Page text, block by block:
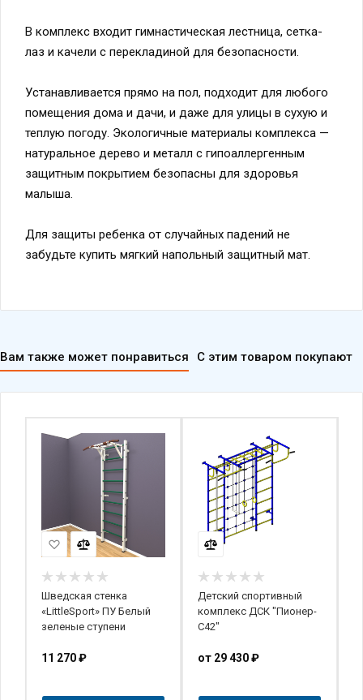
В комплекс входит гимнастическая лестница, сетка-
лаз и качели с перекладиной для безопасности.
Устанавливается прямо на пол, подходит для любого
помещения дома и дачи, и даже для улицы в сухую и
теплую погоду. Экологичные материалы комплекса —
натуральное дерево и металл с гипоаллергенным
защитным покрытием безопасны для здоровья
малыша.
Для защиты ребенка от случайных падений не
забудьте купить мягкий напольный защитный мат.
Вам также может понравиться С этим товаром покупают
Шведская стенка
«LittleSport» ПУ Белый
зеленые ступени
11 270₽
Детский спортивный
комплекс ДСК "Пионер-
С42"
от 29 430 ₽